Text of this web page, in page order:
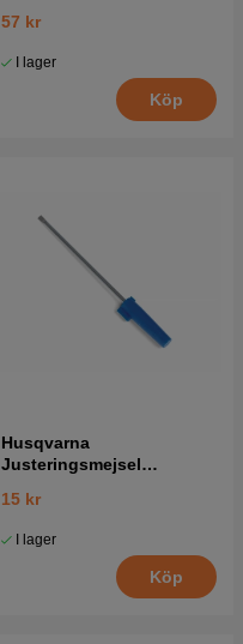
57 kr
I lager
Köp
Husqvarna
Justeringsmejsel
15 kr
I lager
Köp